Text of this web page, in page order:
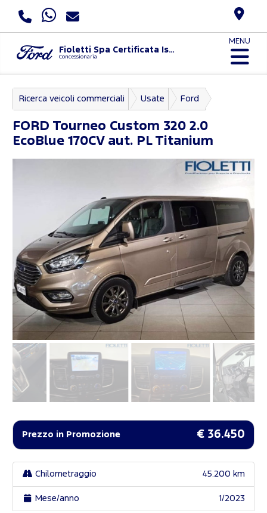
Fioletti Spa Certificata Iso 9001:2015 E Uni Pdr 125:2022
Concessionaria
MENU
Ricerca veicoli commerciali Usate Ford
Tourneo Custom
FORD Tourneo Custom 320 2.0
EcoBlue 170CV aut. PL Titanium
Prezzo in Promozione € 36.450
Chilometraggio 45.200 km
Mese/anno 1/2023